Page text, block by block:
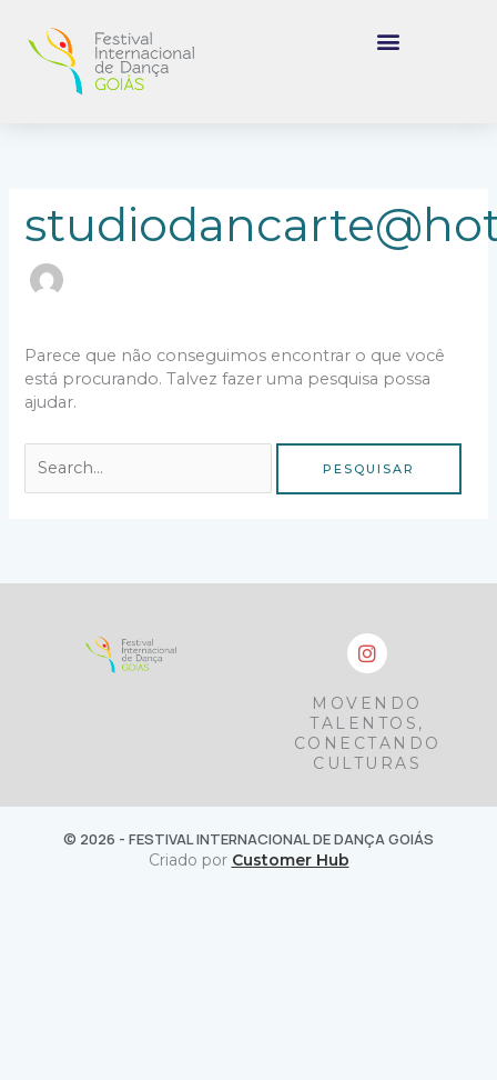
conteúdo
Parece que não conseguimos encontrar o que você
está procurando. Talvez fazer uma pesquisa possa
ajudar.
I
n
t
a
g
r
m
MOVENDO
TALENTOS,
CONECTANDO
CULTURAS
© 2026 - FESTIVAL INTERNACIONAL DE DANÇA GOIÁS
Criado por Customer Hub